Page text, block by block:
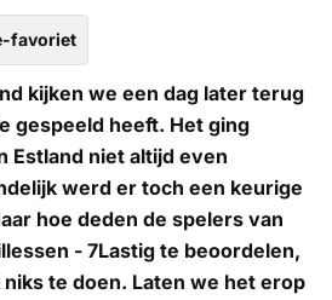
favoriet
kijken we een dag later terug
gespeeld heeft. Het ging
Estland niet altijd even
werd er toch een keurige
hoe deden de spelers van
- 7Lastig te beoordelen,
te doen. Laten we het erop